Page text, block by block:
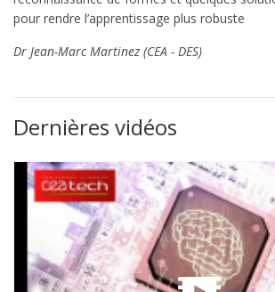
pour rendre l’apprentissage plus robuste
Dr Jean-Marc Martinez (CEA - DES)
Dernières vidéos